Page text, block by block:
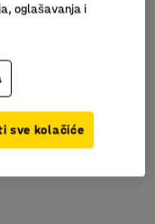
oglašavanja i
sve kolačiće